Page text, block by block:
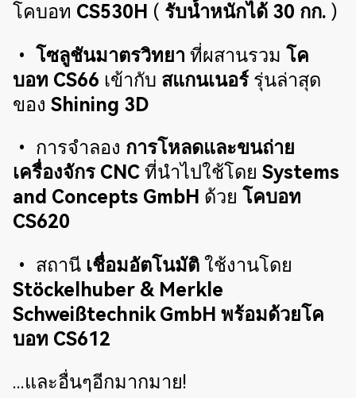
โคบอท CS530H ( รับน้ำหนักได้ 30 กก. )
• โซลูชันมาตรวิทยา ที่ผสานรวม โค
บอท CS66 เข้ากับ สแกนเนอร์รุ่นล่าสุด
ของ Shining 3D
• การจำลอง การโหลดและขนถ่าย
เครื่องจักร CNCที่นำไปใช้โดย Systems
and Concepts GmbH ด้วย โคบอท
CS620
• สถานี เชื่อมอัตโนมัติใช้งานโดย
Stöckelhuber & Merkle
Schweißtechnik GmbH พร้อมด้วยโค
บอท CS612
...และอื่นๆอีกมากมาย!